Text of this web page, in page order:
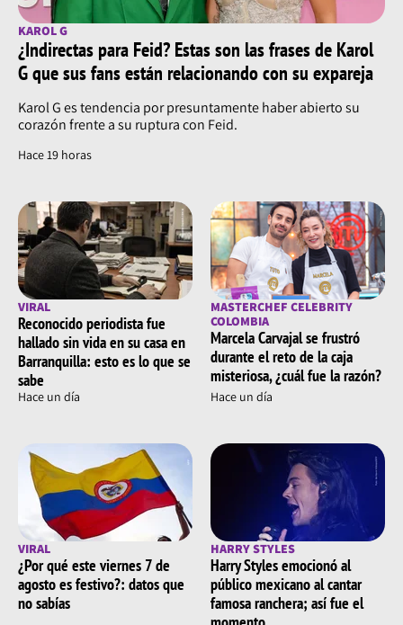
KAROL G
¿Indirectas para Feid? Estas son las frases de Karol
G que sus fans están relacionando con su expareja
Karol G es tendencia por presuntamente haber abierto su
corazón frente a su ruptura con Feid.
Hace 19 horas
VIRAL
Reconocido periodista fue
hallado sin vida en su casa en
Barranquilla: esto es lo que se
sabe
Hace un día
MASTERCHEF CELEBRITY
COLOMBIA
Marcela Carvajal se frustró
durante el reto de la caja
misteriosa, ¿cuál fue la razón?
Hace un día
VIRAL
¿Por qué este viernes 7 de
agosto es festivo?: datos que
no sabías
HARRY STYLES
Harry Styles emocionó al
público mexicano al cantar
famosa ranchera; así fue el